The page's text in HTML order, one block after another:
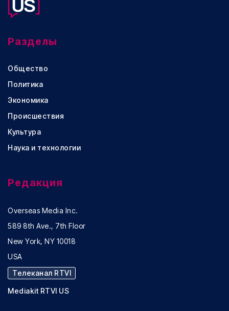
Разделы
Общество
Политика
Экономика
Происшествия
Культура
Наука и технологии
Редакция
Overseas Media Inc.
589 8th Ave., 7th Floor
New York, NY 10018
USA
Телеканал RTVI
Mediakit RTVI US